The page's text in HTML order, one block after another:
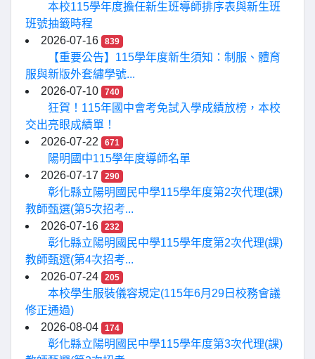
本校115學年度擔任新生班導師排序表與新生班
班號抽籤時程
2026-07-16
839
【重要公告】115學年度新生須知：制服、體育
服與新版外套繡學號...
2026-07-10
740
狂賀！115年國中會考免試入學成績放榜，本校
交出亮眼成績單！
2026-07-22
671
陽明國中115學年度導師名單
2026-07-17
290
彰化縣立陽明國民中學115學年度第2次代理(課)
教師甄選(第5次招考...
2026-07-16
232
彰化縣立陽明國民中學115學年度第2次代理(課)
教師甄選(第4次招考...
2026-07-24
205
本校學生服裝儀容規定(115年6月29日校務會議
修正通過)
2026-08-04
174
彰化縣立陽明國民中學115學年度第3次代理(課)